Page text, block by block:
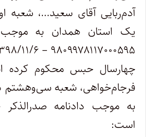
آدم‌ربایی آقای سعید…، شعبه
یک استان همدان به موجب
چهارسال حبس محکوم
فرجام‌خواهی، شعبه سی‌وهشتم
به موجب دادنامه
است: